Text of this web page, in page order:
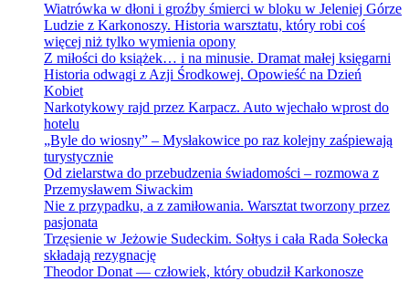
Wiatrówka w dłoni i groźby śmierci w bloku w Jeleniej Górze
Ludzie z Karkonoszy. Historia warsztatu, który robi coś
więcej niż tylko wymienia opony
Z miłości do książek… i na minusie. Dramat małej księgarni
Historia odwagi z Azji Środkowej. Opowieść na Dzień
Kobiet
Narkotykowy rajd przez Karpacz. Auto wjechało wprost do
hotelu
„Byle do wiosny” – Mysłakowice po raz kolejny zaśpiewają
turystycznie
Od zielarstwa do przebudzenia świadomości – rozmowa z
Przemysławem Siwackim
Nie z przypadku, a z zamiłowania. Warsztat tworzony przez
pasjonata
Trzęsienie w Jeżowie Sudeckim. Sołtys i cała Rada Sołecka
składają rezygnację
Theodor Donat — człowiek, który obudził Karkonosze